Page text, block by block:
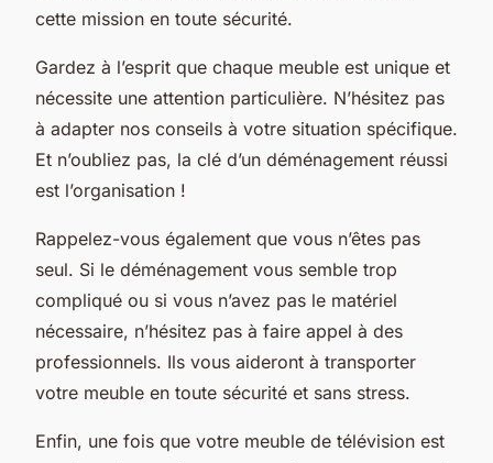
cette mission en toute sécurité.
Gardez à l’esprit que chaque meuble est unique et
nécessite une attention particulière. N’hésitez pas
à adapter nos conseils à votre situation spécifique.
Et n’oubliez pas, la clé d’un déménagement réussi
est l’organisation !
Rappelez-vous également que vous n’êtes pas
seul. Si le déménagement vous semble trop
compliqué ou si vous n’avez pas le matériel
nécessaire, n’hésitez pas à faire appel à des
professionnels. Ils vous aideront à transporter
votre meuble en toute sécurité et sans stress.
Enfin, une fois que votre meuble de télévision est